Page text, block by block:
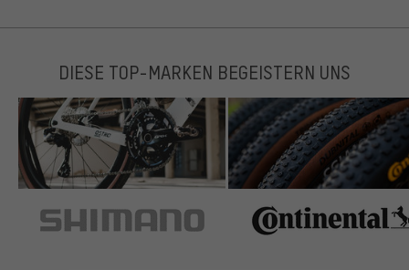
DIESE TOP-MARKEN BEGEISTERN UNS